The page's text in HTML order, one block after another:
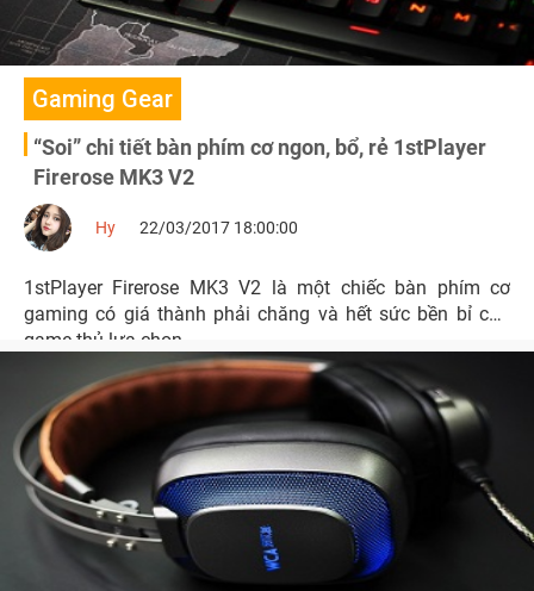
Gaming Gear
“Soi” chi tiết bàn phím cơ ngon, bổ, rẻ 1stPlayer
Firerose MK3 V2
Hy 22/03/2017 18:00:00
1stPlayer Firerose MK3 V2 là một chiếc bàn phím cơ
gaming có giá thành phải chăng và hết sức bền bỉ cho
game thủ lựa chọn.